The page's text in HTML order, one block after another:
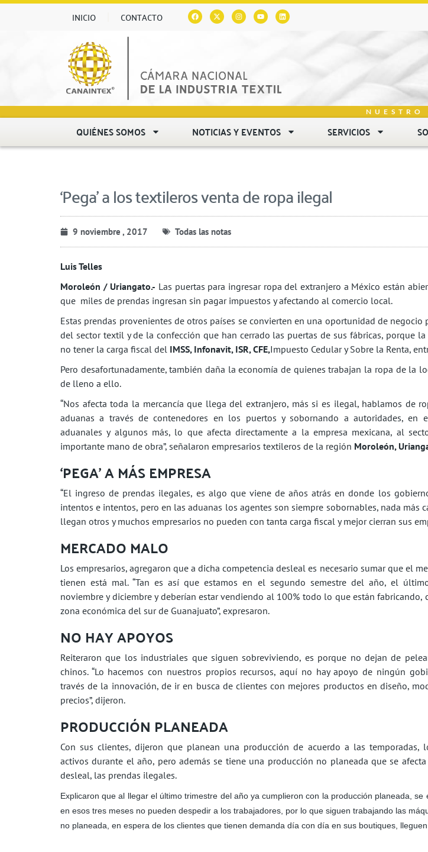
INICIO CONTACTO
QUIÉNES SOMOS NOTICIAS Y EVENTOS SERVICIOS
‘Pega’ a los textileros venta de ropa ilegal
9 noviembre , 2017 Todas las notas
Luis Telles
Moroleón / Uriangato.- Las puertas para ingresar ropa del extranjero a México están
que miles de prendas ingresan sin pagar impuestos y afectando al comercio local.
Estas prendas provenientes de otros países se convierten en una oportunidad de negocio
del sector textil y de la confección que han cerrado las puertas de sus fábricas, porque
no tener la carga fiscal del IMSS, Infonavit, ISR, CFE,Impuesto Cedular y Sobre la Renta,
Pero desafortunadamente, también daña la economía de quienes trabajan la ropa de la
de lleno a ello.
“Nos afecta toda la mercancía que llega del extranjero, más si es ilegal, hablamos de
aduanas a través de contenedores en los puertos y sobornando a autoridades, en
aduanales y algunos más, lo que afecta directamente a la empresa mexicana, al
importante mano de obra”, señalaron empresarios textileros de la región Moroleón,
‘PEGA’ A MÁS EMPRESA
“El ingreso de prendas ilegales, es algo que viene de años atrás en donde los
intentos e intentos, pero en las aduanas los agentes son siempre sobornables, nada más
llegan otros y muchos empresarios no pueden con tanta carga fiscal y mejor cierran sus
MERCADO MALO
Los empresarios, agregaron que a dicha competencia desleal es necesario sumar que el
tienen está mal. “Tan es así que estamos en el segundo semestre del año, el
noviembre y diciembre y deberían estar vendiendo al 100% todo lo que están fabricando,
zona económica del sur de Guanajuato”, expresaron.
NO HAY APOYOS
Reiteraron que los industriales que siguen sobreviviendo, es porque no dejan de
chinos. “Lo hacemos con nuestros propios recursos, aquí no hay apoyo de ningún
través de la innovación, de ir en busca de clientes con mejores productos en diseño,
precios”, dijeron.
PRODUCCIÓN PLANEADA
Con sus clientes, dijeron que planean una producción de acuerdo a las temporadas,
activos durante el año, pero además se tiene una producción no planeada que se
desleal, las prendas ilegales.
Explicaron que al llegar el último trimestre del año ya cumplieron con la producción planeada, se
en esos tres meses no pueden despedir a los trabajadores, por lo que siguen trabajando las
no planeada, en espera de los clientes que tienen demanda día con día en sus boutiques, lleguen